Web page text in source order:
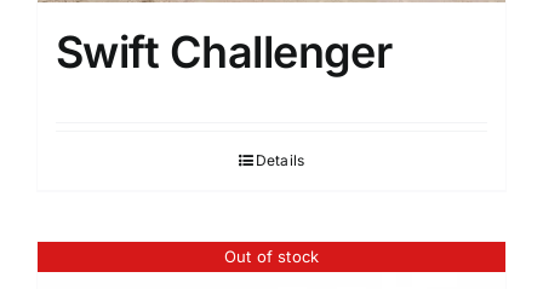
Swift Challenger
Details
Out of stock